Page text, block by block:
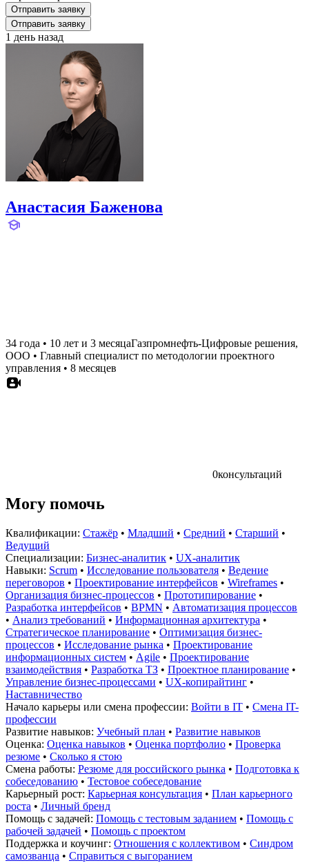
Отправить заявку
Отправить заявку
1 день назад
Анастасия Баженова
34 года • 10 лет и 3 месяцаГазпромнефть-Цифровые решения,
ООО • Главный специалист по методологии проектного
управления • 8 месяцев
0консультаций
Могу помочь
Квалификации: Стажёр • Младший • Средний • Старший •
Ведущий
Специализации: Бизнес-аналитик • UX-аналитик
Навыки: Scrum • Исследование пользователя • Ведение
переговоров • Проектирование интерфейсов • Wireframes •
Организация бизнес-процессов • Прототипирование •
Разработка интерфейсов • BPMN • Автоматизация процессов
• Анализ требований • Информационная архитектура •
Стратегическое планирование • Оптимизация бизнес-
процессов • Исследование рынка • Проектирование
информационных систем • Agile • Проектирование
взаимодействия • Разработка ТЗ • Проектное планирование •
Управление бизнес-процессами • UX-копирайтинг •
Наставничество
Начало карьеры или смена профессии: Войти в IT • Смена IT-
профессии
Развитие навыков: Учебный план • Развитие навыков
Оценка: Оценка навыков • Оценка портфолио • Проверка
резюме • Сколько я стою
Смена работы: Резюме для российского рынка • Подготовка к
собеседованию • Тестовое собеседование
Карьерный рост: Карьерная консультация • План карьерного
роста • Личный бренд
Помощь с задачей: Помощь с тестовым заданием • Помощь с
рабочей задачей • Помощь с проектом
Поддержка и коучинг: Отношения с коллективом • Синдром
самозванца • Справиться с выгоранием